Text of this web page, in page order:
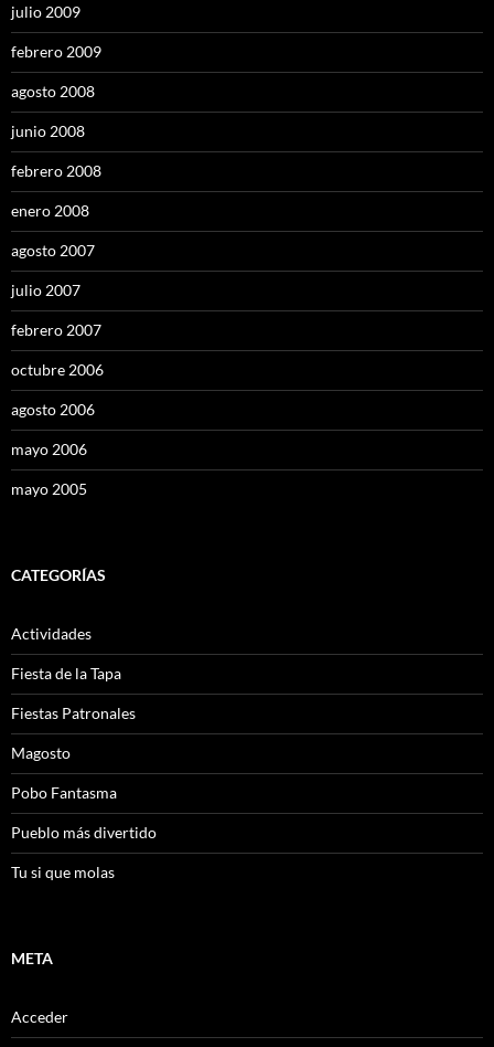
julio 2009
febrero 2009
agosto 2008
junio 2008
febrero 2008
enero 2008
agosto 2007
julio 2007
febrero 2007
octubre 2006
agosto 2006
mayo 2006
mayo 2005
CATEGORÍAS
Actividades
Fiesta de la Tapa
Fiestas Patronales
Magosto
Pobo Fantasma
Pueblo más divertido
Tu si que molas
META
Acceder